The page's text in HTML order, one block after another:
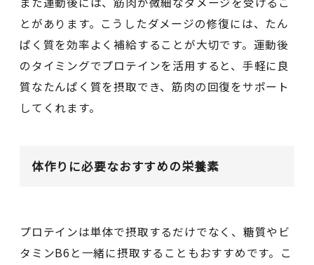
とがあります。こうしたダメージの修復には、たん
ぱく質を効率よく補給することが大切です。運動後
のタイミングでプロテインを活用すると、手軽に良
質なたんぱく質を摂取でき、筋肉の回復をサポート
してくれます。
体作りに必要なおすすめの栄養素
プロテインは単体で摂取するだけでなく、糖質やビ
タミンB6と一緒に摂取することもおすすめです。こ